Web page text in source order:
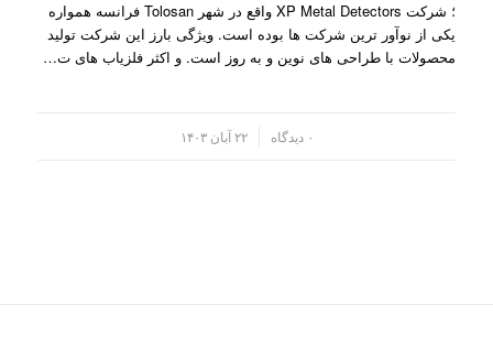
؛ شرکت XP Metal Detectors واقع در شهر Tolosan فرانسه همواره
یکی از نوآور ترین شرکت ها بوده است. ویژگی بارز این شرکت تولید
محصولات با طراحی های نوین و به روز است. و اکثر فلزیاب های ت…
۰ دیدگاه ۲۲ آبان ۱۴۰۳